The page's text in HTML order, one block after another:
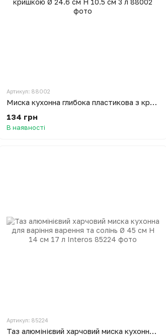
Артикул: 88002
Миска кухонна глибока пластикова з кришкою Ø 24.6 см H 10.5 см 3 л
134 грн
В наявності
Артикул: 85224
Таз алюмінієвий харчовий миска кухонна для варіння варення та солінь Ø 45 см H 14 см 17 л Interos